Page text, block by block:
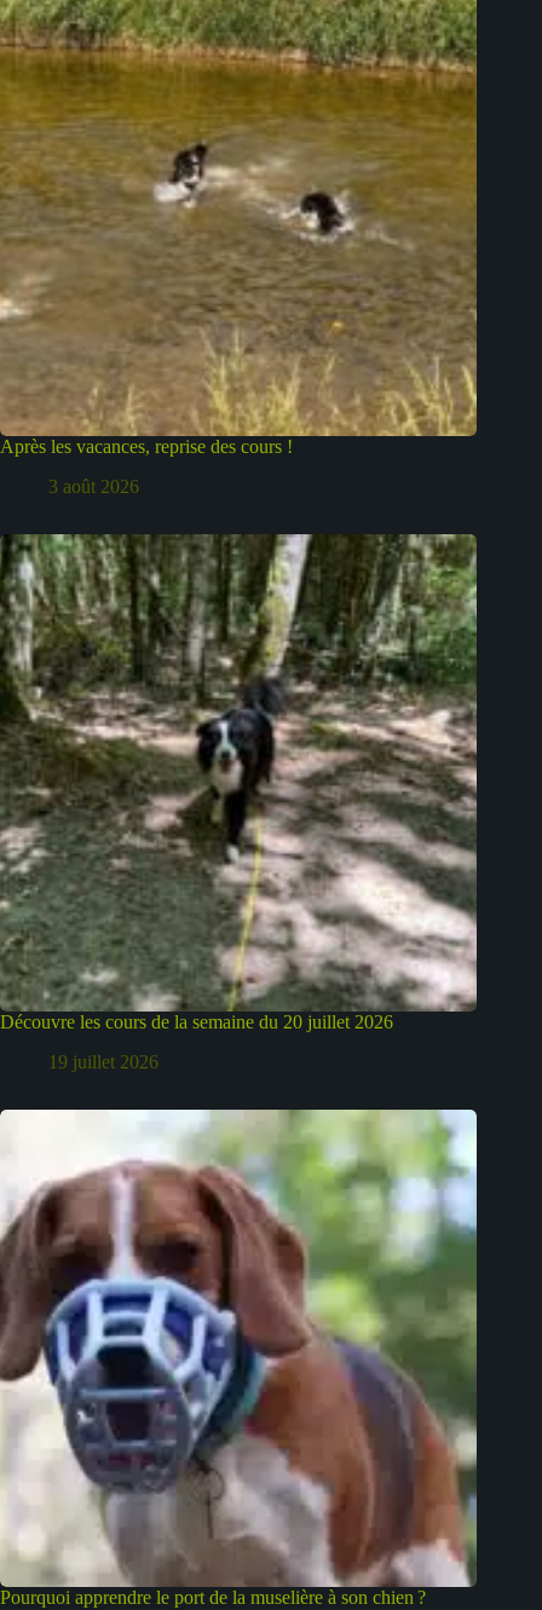
Après les vacances, reprise des cours !
3 août 2026
Découvre les cours de la semaine du 20 juillet 2026
19 juillet 2026
Pourquoi apprendre le port de la muselière à son chien ?